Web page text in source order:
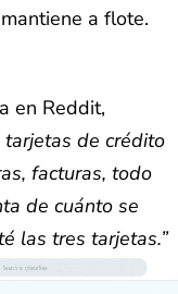
a flote.
en Reddit,
tarjetas de crédito
facturas, todo
de cuánto se
las tres tarjetas.”